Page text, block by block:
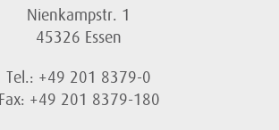
Nienkampstr. 1
45326 Essen
Tel.: +49 201 8379-0
Fax: +49 201 8379-180